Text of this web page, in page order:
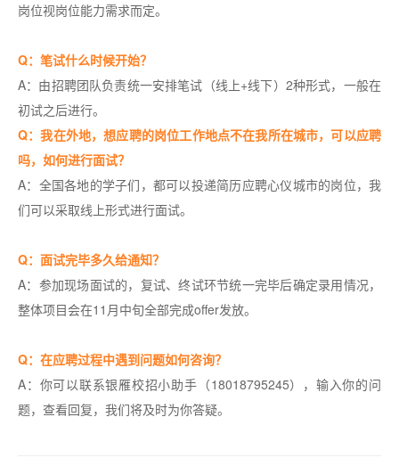
岗位视岗位能力需求而定。
Q：笔试什么时候开始？
A：由招聘团队负责统一安排笔试（线上+线下）2种形式，一般在
初试之后进行。
Q：我在外地，想应聘的岗位工作地点不在我所在城市，可以应聘
吗，如何进行面试？
A：全国各地的学子们，都可以投递简历应聘心仪城市的岗位，我
们可以采取线上形式进行面试。
Q：面试完毕多久给通知？
A：参加现场面试的，复试、终试环节统一完毕后确定录用情况，
整体项目会在11月中旬全部完成offer发放。
Q：在应聘过程中遇到问题如何咨询？
A：你可以联系银雁校招小助手（18018795245），输入你的问
题，查看回复，我们将及时为你答疑。